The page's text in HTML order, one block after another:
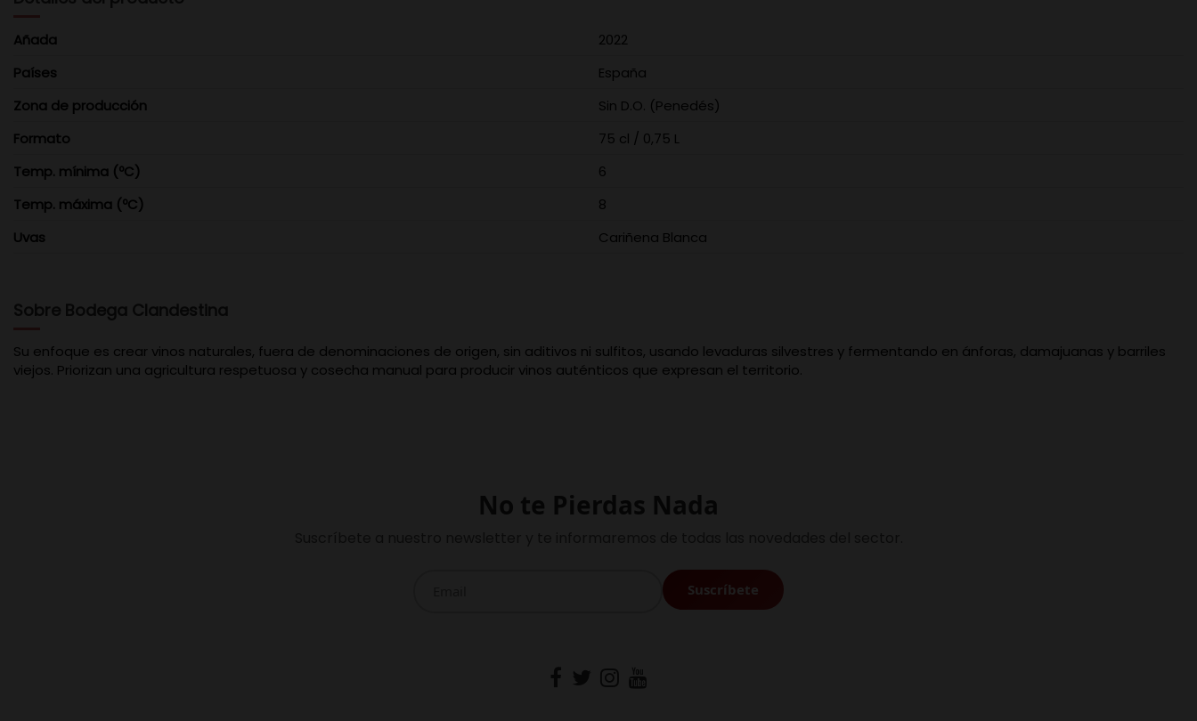
Añada
2022
Países
España
Zona de producción
Sin D.O. (Penedés)
Formato
75 cl / 0,75 L
Temp. mínima (ºC)
6
Temp. máxima (ºC)
8
Uvas
Cariñena Blanca
Sobre Bodega Clandestina
Su enfoque es crear vinos naturales, fuera de denominaciones de origen, sin aditivos ni sulfitos, usando levaduras silvestres y fermentando en ánforas, damajuanas y barriles
viejos. Priorizan una agricultura respetuosa y cosecha manual para producir vinos auténticos que expresan el territorio.
No te Pierdas Nada